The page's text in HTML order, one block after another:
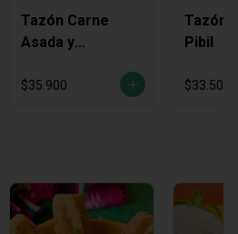
Tazón Carne
Asada y
$35.900
Tazón
Pibil
$33.500